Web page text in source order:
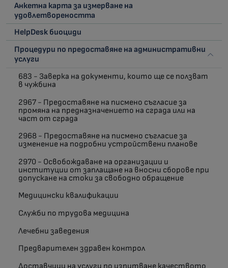
Анкетна карта за измерване на
удовлетвореността
HelpDesk биоциди
Процедури по предоставяне на административни
услуги
683 - Заверка на документи, които ще се ползват
в чужбина
2967 - Предоставяне на писмено съгласие за
промяна на предназначението на сграда или на
част от сграда
2968 - Предоставяне на писмено съгласие за
изменение на подробни устройствени планове
2970 - Освобождаване на организации и
институции от заплащане на вносни сборове при
допускане на стоки за свободно обращение
Медицински квалификации
Служби по трудова медицина
Лечебни заведения
Предварителен здравен контрол